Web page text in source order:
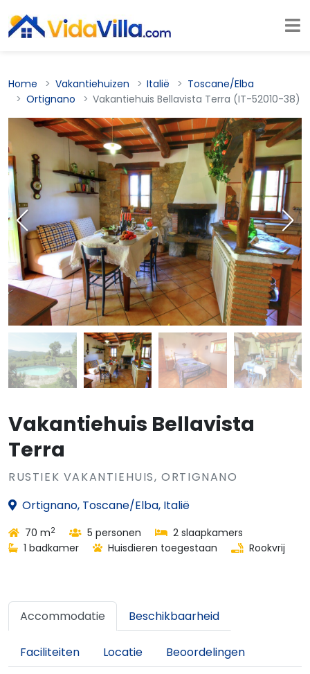
Home Vakantiehuizen Italië
Toscane/Elba
Ortignano
Vakantiehuis Bellavista Terra (IT-52010-38)
Vakantiehuis Bellavista
Terra
RUSTIEK VAKANTIEHUIS, ORTIGNANO
Ortignano, Toscane/Elba, Italië
70 m2 5 personen
2 slaapkamers
1 badkamer
Huisdieren toegestaan Rookvrij
Accommodatie Beschikbaarheid
Faciliteiten Locatie Beoordelingen